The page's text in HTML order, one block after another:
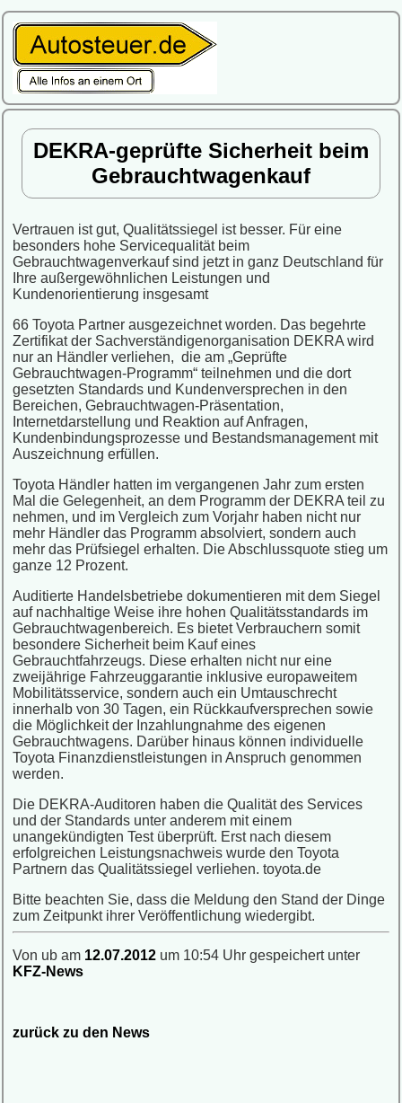
DEKRA-geprüfte Sicherheit beim
Gebrauchtwagenkauf
Vertrauen ist gut, Qualitätssiegel ist besser. Für eine
besonders hohe Servicequalität beim
Gebrauchtwagenverkauf sind jetzt in ganz Deutschland für
Ihre außergewöhnlichen Leistungen und
Kundenorientierung insgesamt
66 Toyota Partner ausgezeichnet worden. Das begehrte
Zertifikat der Sachverständigenorganisation DEKRA wird
nur an Händler verliehen, die am „Geprüfte
Gebrauchtwagen-Programm“ teilnehmen und die dort
gesetzten Standards und Kundenversprechen in den
Bereichen, Gebrauchtwagen-Präsentation,
Internetdarstellung und Reaktion auf Anfragen,
Kundenbindungsprozesse und Bestandsmanagement mit
Auszeichnung erfüllen.
Toyota Händler hatten im vergangenen Jahr zum ersten
Mal die Gelegenheit, an dem Programm der DEKRA teil zu
nehmen, und im Vergleich zum Vorjahr haben nicht nur
mehr Händler das Programm absolviert, sondern auch
mehr das Prüfsiegel erhalten. Die Abschlussquote stieg um
ganze 12 Prozent.
Auditierte Handelsbetriebe dokumentieren mit dem Siegel
auf nachhaltige Weise ihre hohen Qualitätsstandards im
Gebrauchtwagenbereich. Es bietet Verbrauchern somit
besondere Sicherheit beim Kauf eines
Gebrauchtfahrzeugs. Diese erhalten nicht nur eine
zweijährige Fahrzeuggarantie inklusive europaweitem
Mobilitätsservice, sondern auch ein Umtauschrecht
innerhalb von 30 Tagen, ein Rückkaufversprechen sowie
die Möglichkeit der Inzahlungnahme des eigenen
Gebrauchtwagens. Darüber hinaus können individuelle
Toyota Finanzdienstleistungen in Anspruch genommen
werden.
Die DEKRA-Auditoren haben die Qualität des Services
und der Standards unter anderem mit einem
unangekündigten Test überprüft. Erst nach diesem
erfolgreichen Leistungsnachweis wurde den Toyota
Partnern das Qualitätssiegel verliehen. toyota.de
Bitte beachten Sie, dass die Meldung den Stand der Dinge
zum Zeitpunkt ihrer Veröffentlichung wiedergibt.
Von ub am 12.07.2012 um 10:54 Uhr gespeichert unter
KFZ-News
zurück zu den News